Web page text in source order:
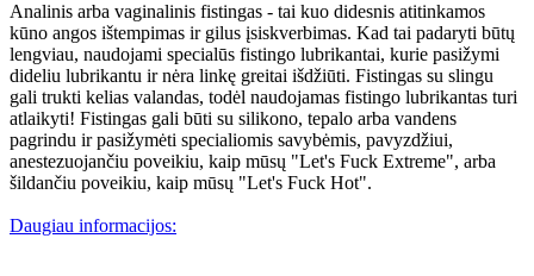
Analinis arba vaginalinis fistingas - tai kuo didesnis atitinkamos
kūno angos ištempimas ir gilus įsiskverbimas. Kad tai padaryti būtų
lengviau, naudojami specialūs fistingo lubrikantai, kurie pasižymi
dideliu lubrikantu ir nėra linkę greitai išdžiūti. Fistingas su slingu
gali trukti kelias valandas, todėl naudojamas fistingo lubrikantas turi
atlaikyti! Fistingas gali būti su silikono, tepalo arba vandens
pagrindu ir pasižymėti specialiomis savybėmis, pavyzdžiui,
anestezuojančiu poveikiu, kaip mūsų "Let's Fuck Extreme", arba
šildančiu poveikiu, kaip mūsų "Let's Fuck Hot".
Daugiau informacijos: